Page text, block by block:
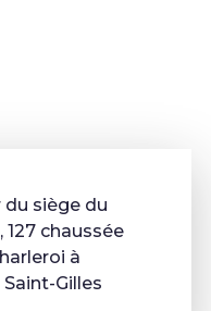
du siège du
127 chaussée
à
Saint-Gilles